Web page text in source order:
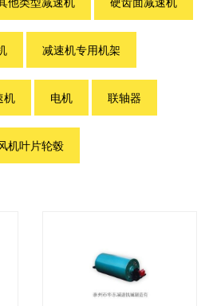
减速机专用机架
机 电机 联轴器
机叶片轮毂